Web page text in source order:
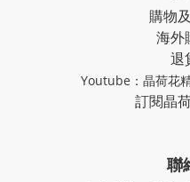
購物
海外
退
Youtube： 晶荷花
訂閱晶
聯